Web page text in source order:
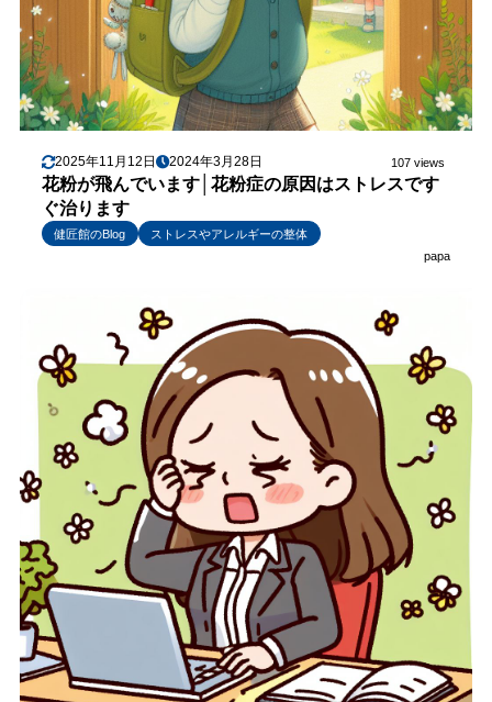
2025年11月12日 2024年3月28日 107 views
花粉が飛んでいます│花粉症の原因はストレスです
ぐ治ります
健匠館のBlog
ストレスやアレルギーの整体
papa